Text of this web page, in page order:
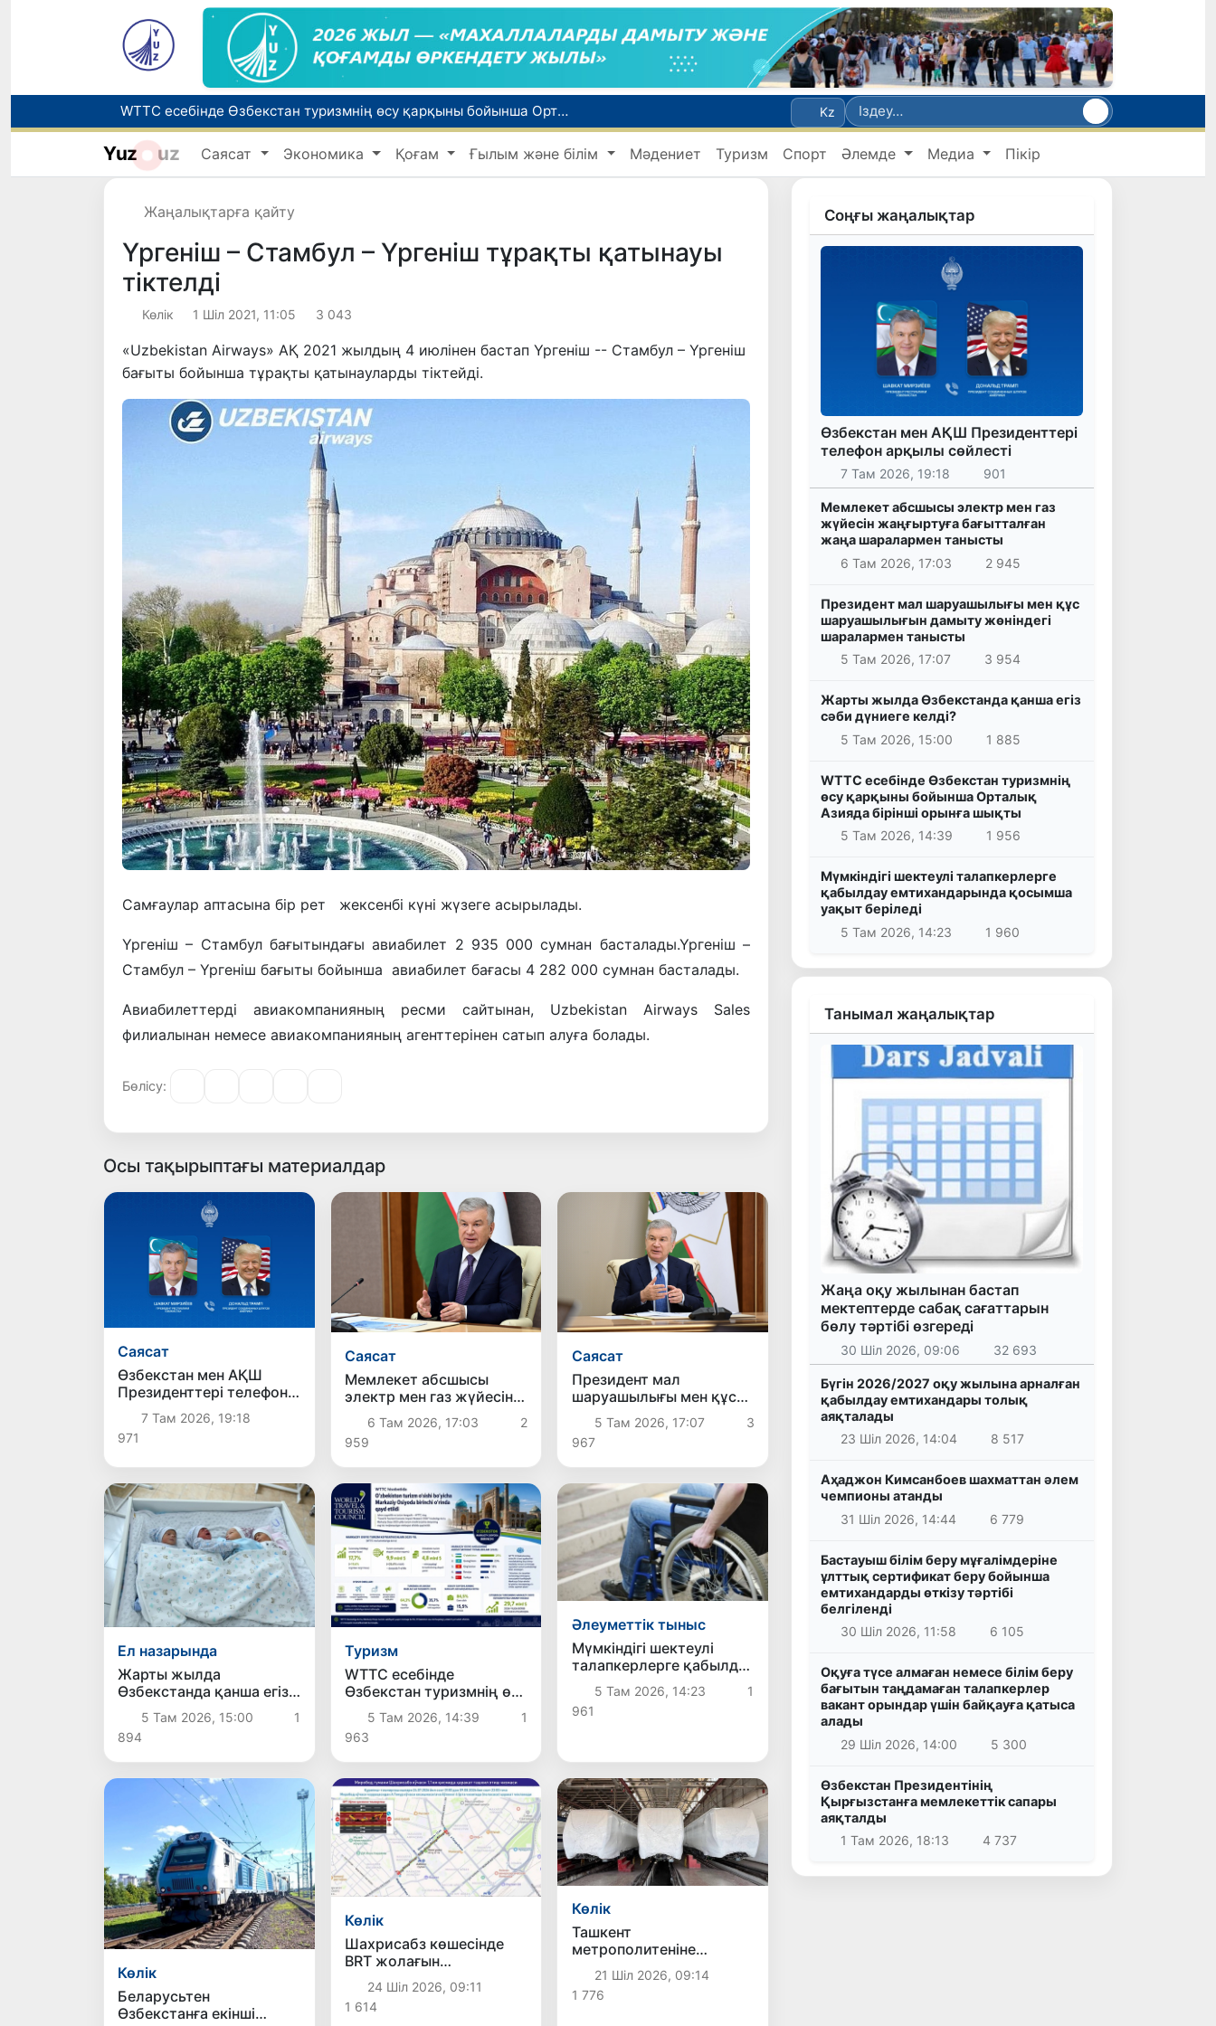
WTTC есебінде Өзбекстан туризмнің өсу қарқыны бойынша Орталық Азияда бірінші орынға шықты
Мүмкіндігі шектеулі талапкерлерге қабылдау емтихандарында қосымша уақыт беріледі
Беларусьтен Өзбекстанға екінші тікелей жүк пойызы жөнелтілді
Жарты жылда Өзбекстанда қанша егіз сәби дүниеге келді?
Kz
Yuz uz Саясат Экономика Қоғам Ғылым және білім Мәдениет Туризм Спорт Әлемде Медиа Пікір
Жаңалықтарға қайту
Үргеніш – Стамбул – Үргеніш тұрақты қатынауы
тіктелді
Көлік 1 Шіл 2021, 11:05 3 043
«Uzbekistan Airways» АҚ 2021 жылдың 4 июлінен бастап Үргеніш -- Стамбул – Үргеніш
бағыты бойынша тұрақты қатынауларды тіктейді.
Самғаулар аптасына бір рет жексенбі күні жүзеге асырылады.
Үргеніш – Стамбул бағытындағы авиабилет 2 935 000 сумнан басталады.Үргеніш –
Стамбул – Үргеніш бағыты бойынша авиабилет бағасы 4 282 000 сумнан басталады.
Авиабилеттерді авиакомпанияның ресми сайтынан, Uzbekistan Airways Sales
филиалынан немесе авиакомпанияның агенттерінен сатып алуға болады.
Бөлісу:
Осы тақырыптағы материалдар
Саясат
Өзбекстан мен АҚШ
Президенттері телефон
арқылы сөйлесті
7 Там 2026, 19:18
971
Саясат
Мемлекет абсшысы
электр мен газ жүйесін
жаңғыртуға бағытталған
жаңа шаралармен
танысты
6 Там 2026, 17:03
2
959
Саясат
Президент мал
шаруашылығы мен құс
шаруашылығын дамыту
жөніндегі шаралармен
танысты
5 Там 2026, 17:07
3
967
Ел назарында
Жарты жылда
Өзбекстанда қанша егіз
сәби дүниеге келді?
5 Там 2026, 15:00
1
894
Туризм
WTTC есебінде
Өзбекстан туризмнің өсу
қарқыны бойынша
Орталық Азияда бірінші
орынға шықты
5 Там 2026, 14:39
1
963
Әлеуметтік тыныс
Мүмкіндігі шектеулі
талапкерлерге қабылдау
емтихандарында
қосымша уақыт беріледі
5 Там 2026, 14:23
1
961
Көлік
Беларусьтен
Өзбекстанға екінші
Көлік
Шахрисабз көшесінде
BRT жолағын
ұйымдастыру
жұмыстары басталады
24 Шіл 2026, 09:11
1 614
Көлік
Ташкент
метрополитеніне
заманауи үлгідегі тағы 3
жаңа пойыз құрамы
жеткізілді
21 Шіл 2026, 09:14
1 776
Соңғы жаңалықтар
Өзбекстан мен АҚШ Президенттері
телефон арқылы сөйлесті
7 Там 2026, 19:18 901
Мемлекет абсшысы электр мен газ
жүйесін жаңғыртуға бағытталған
жаңа шаралармен танысты
6 Там 2026, 17:03
2 945
Президент мал шаруашылығы мен құс
шаруашылығын дамыту жөніндегі
шаралармен танысты
5 Там 2026, 17:07
3 954
Жарты жылда Өзбекстанда қанша егіз
сәби дүниеге келді?
5 Там 2026, 15:00
1 885
WTTC есебінде Өзбекстан туризмнің
өсу қарқыны бойынша Орталық
Азияда бірінші орынға шықты
5 Там 2026, 14:39
1 956
Мүмкіндігі шектеулі талапкерлерге
қабылдау емтихандарында қосымша
уақыт беріледі
5 Там 2026, 14:23
1 960
Танымал жаңалықтар
Жаңа оқу жылынан бастап
мектептерде сабақ сағаттарын
бөлу тәртібі өзгереді
30 Шіл 2026, 09:06 32 693
Бүгін 2026/2027 оқу жылына арналған
қабылдау емтихандары толық
аяқталады
23 Шіл 2026, 14:04
8 517
Аҳаджон Кимсанбоев шахматтан әлем
чемпионы атанды
31 Шіл 2026, 14:44
6 779
Бастауыш білім беру мұғалімдеріне
ұлттық сертификат беру бойынша
емтихандарды өткізу тәртібі
белгіленді
30 Шіл 2026, 11:58
6 105
Оқуға түсе алмаған немесе білім беру
бағытын таңдамаған талапкерлер
вакант орындар үшін байқауға қатыса
алады
29 Шіл 2026, 14:00
5 300
Өзбекстан Президентінің
Қырғызстанға мемлекеттік сапары
аяқталды
1 Там 2026, 18:13
4 737